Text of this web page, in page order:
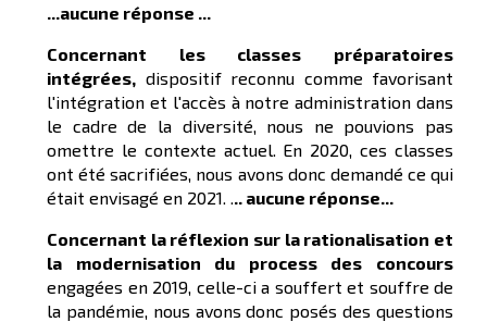
...aucune réponse ...
Concernant les classes préparatoires
intégrées, dispositif reconnu comme favorisant
l'intégration et l'accès à notre administration dans
le cadre de la diversité, nous ne pouvions pas
omettre le contexte actuel. En 2020, ces classes
ont été sacrifiées, nous avons donc demandé ce qui
était envisagé en 2021. ... aucune réponse...
Concernant la réflexion sur la rationalisation et
la modernisation du process des concours
engagées en 2019, celle-ci a souffert et souffre de
la pandémie, nous avons donc posés des questions